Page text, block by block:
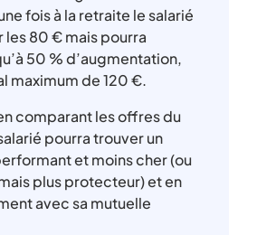
fois à la retraite le salarié
les 80 € mais pourra
50 % d’augmentation,
maximum de 120 €.
comparant les offres du
pourra trouver un
et moins cher (ou
plus protecteur) et en
avec sa mutuelle